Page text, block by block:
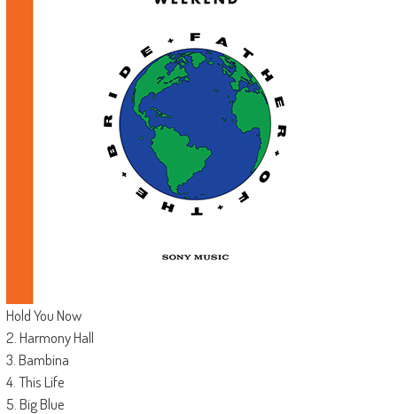
Hold You Now
2. Harmony Hall
3. Bambina
4. This Life
5. Big Blue